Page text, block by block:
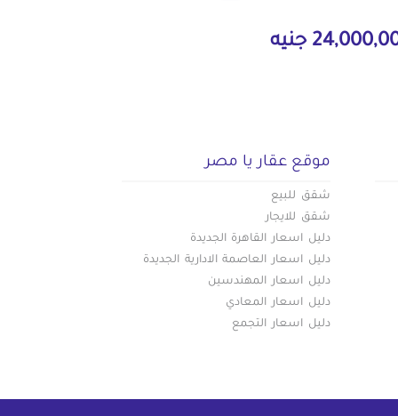
جنيه
موقع عقار يا مصر
شقق للبيع
شقق للايجار
دليل اسعار القاهرة الجديدة
دليل اسعار العاصمة الادارية الجديدة
دليل اسعار المهندسين
دليل اسعار المعادي
دليل اسعار التجمع